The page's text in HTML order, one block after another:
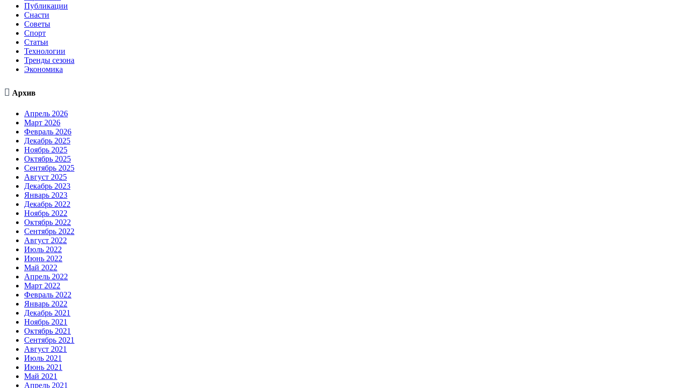
Публикации
Снасти
Советы
Спорт
Статьи
Технологии
Тренды сезона
Экономика
 Архив
Апрель 2026
Март 2026
Февраль 2026
Декабрь 2025
Ноябрь 2025
Октябрь 2025
Сентябрь 2025
Август 2025
Декабрь 2023
Январь 2023
Декабрь 2022
Ноябрь 2022
Октябрь 2022
Сентябрь 2022
Август 2022
Июль 2022
Июнь 2022
Май 2022
Апрель 2022
Март 2022
Февраль 2022
Январь 2022
Декабрь 2021
Ноябрь 2021
Октябрь 2021
Сентябрь 2021
Август 2021
Июль 2021
Июнь 2021
Май 2021
Апрель 2021